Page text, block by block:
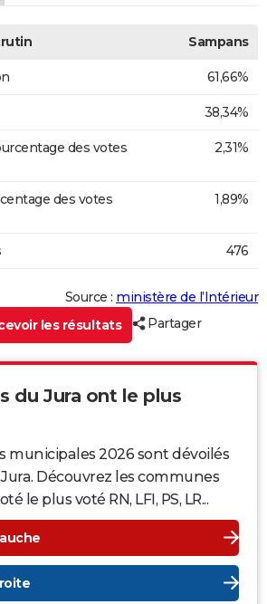
Sampans
61,66%
38,34%
des votes
2,31%
des votes
1,89%
476
Source : ministère de l’Intérieur
les résultats
Partager
du Jura ont le plus
municipales 2026 sont dévoilés
Découvrez les communes
le plus voté RN, LFI, PS, LR...